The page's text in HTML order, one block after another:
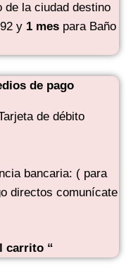
de la ciudad destino
y 1 mespara Baño
de pago
de débito
bancaria: ( para
directos comunícate
carrito “